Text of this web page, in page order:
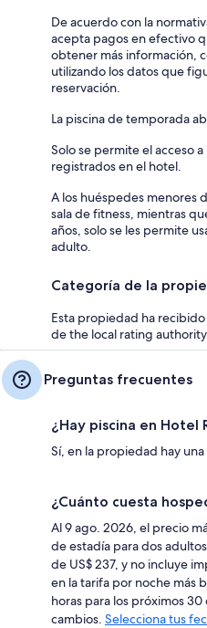
De acuerdo con la
acepta pagos en efectivo
obtener más información,
utilizando los datos que
reservación.
La piscina de temporada
Solo se permite el acceso
registrados en el hotel.
A los huéspedes menores
sala de fitness, mientras
años, solo se les permite
adulto.
Categoría de la
Esta propiedad ha
de the local rating
Preguntas frecuentes
¿Hay piscina en Hotel
Sí, en la propiedad hay
¿Cuánto cuesta
Al 9 ago. 2026, el precio
de estadía para dos
de US$ 237, y no incluye
en la tarifa por noche más
horas para los próximos 30
cambios. Selecciona tus